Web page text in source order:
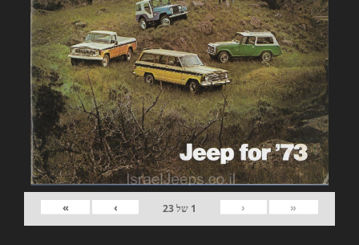
«
‹
1 של23
›
»